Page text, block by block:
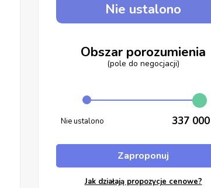
Nie ustalono
Obszar porozumienia
(pole do negocjacji)
Nie ustalono 337 000
Zaproponuj
Jak działają propozycje cenowe?